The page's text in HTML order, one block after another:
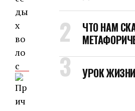
ЧТО НАМ
УРОК